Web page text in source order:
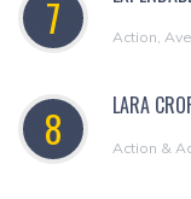
7 Action,
8 LARA
Action &